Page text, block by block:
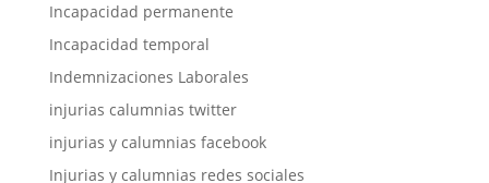
Incapacidad permanente
Incapacidad temporal
Indemnizaciones Laborales
injurias calumnias twitter
injurias y calumnias facebook
Injurias y calumnias redes sociales